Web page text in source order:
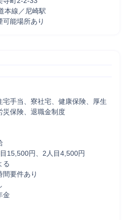
本線／尼崎駅
能場所あり
手当、寮社宅、健康保険、厚生
災保険、退職金制度
15,500円、2人目4,500円
る
間要件あり
金